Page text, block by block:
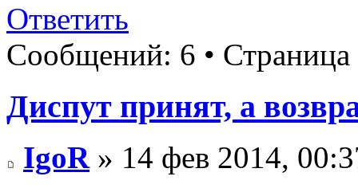
Ответить
Сообщений: 6 • Страница
Диспут принят, а
IgoR» 14 фев 2014,